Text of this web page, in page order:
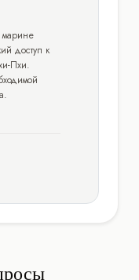
марине
доступ к
Пхи.